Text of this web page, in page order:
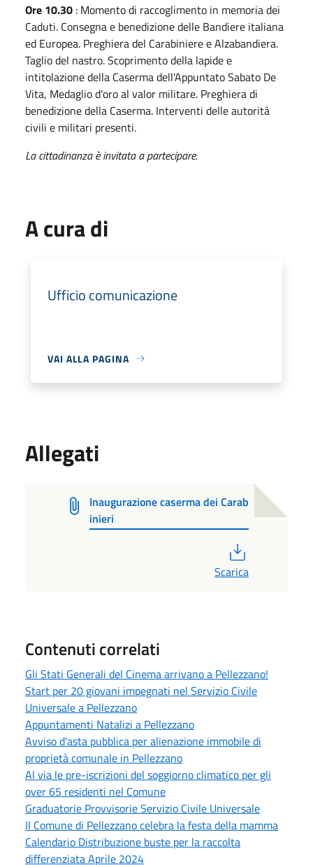
Ore 10.30 : Momento di raccoglimento in memoria dei
Caduti. Consegna e benedizione delle Bandiere italiana
ed Europea. Preghiera del Carabiniere e Alzabandiera.
Taglio del nastro. Scoprimento della lapide e
intitolazione della Caserma dell'Appuntato Sabato De
Vita, Medaglio d'oro al valor militare. Preghiera di
benedizione della Caserma. Interventi delle autorità
civili e militari presenti.
La cittadinanza è invitata a partecipare.
A cura di
Ufficio comunicazione
VAI ALLA PAGINA
Allegati
Inaugurazione caserma dei Carab
inieri
Scarica
Contenuti correlati
Gli Stati Generali del Cinema arrivano a Pellezzano!
Start per 20 giovani impegnati nel Servizio Civile
Universale a Pellezzano
Appuntamenti Natalizi a Pellezzano
Avviso d'asta pubblica per alienazione immobile di
proprietà comunale in Pellezzano
Al via le pre-iscrizioni del soggiorno climatico per gli
over 65 residenti nel Comune
Graduatorie Provvisorie Servizio Civile Universale
Il Comune di Pellezzano celebra la festa della mamma
Calendario Distribuzione buste per la raccolta
differenziata Aprile 2024